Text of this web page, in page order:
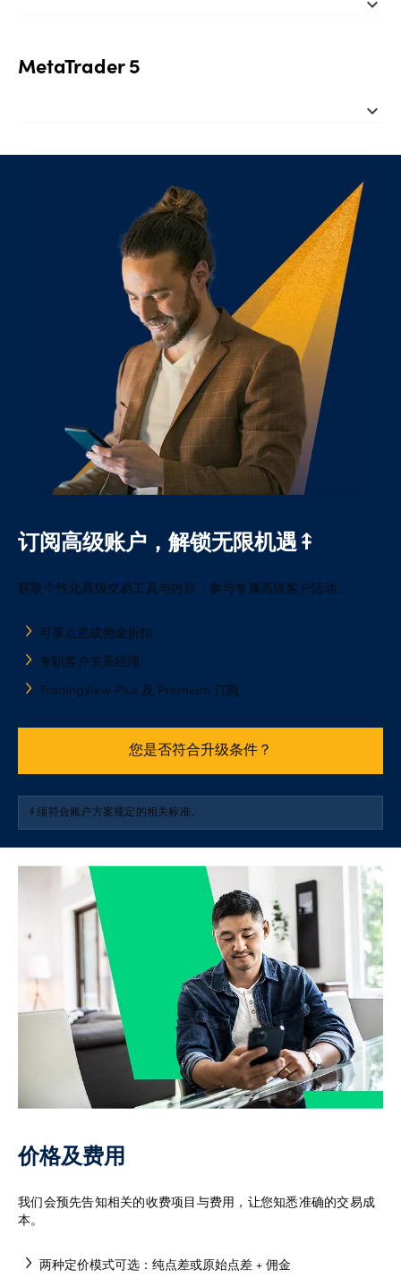
可自定义界面
警报和价格信号通知
下载应用
我们功能强大的平台将简单易学的界面、整套的技术分析
工具以及先进的图表组合等结合为一体。
凭借卓越的交易技术，纵使行情波动不定，亦能快速响
应，先人一步
通过行为模式分析，精准定位您的交易优势与短板，从
全套风险管理订单，助力安心交易
查看网页版平台
加入拥有超过 5000 万活跃投资者的大型网络金融社区，
尽享各种自定义指标。
集中管理所有工具
卓越的图表工具
借助拖放式一篮子委托功能，直接在图表上交易
试用 TradingView
MetaTrader 4
我们量身定制的桥接技术，融合了 OANDA 报价执行优势
与 MT4 的图表分析功能，强强联合。
自动交易策略
MT4 未平仓委托指标
MetaTrader 5
expand_more
MetaTrader 5
无可匹敌的MT5平台，让交易更加明智。 使用内置市场深
订阅高级账户，解锁无限机遇⤉
获取个性化高级交易工具与内容，参与专属高级客户活动。
可享点差或佣金折扣
专职客户关系经理
TradingView Plus 及 Premium 订阅
您是否符合升级条件？
⤉须符合账户方案规定的相关标准。
价格及费用
我们会预先告知相关的收费项目与费用，让您知悉准确的交易成
本。
两种定价模式可选：纯点差或原始点差 + 佣金